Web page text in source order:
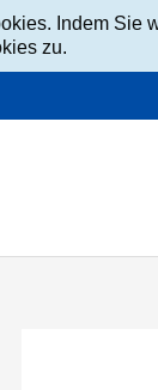
Indem Sie
zu.